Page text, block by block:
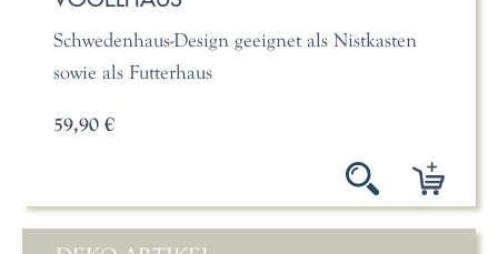
Schwedenhaus-Design geeignet als Nistkasten
sowie als Futterhaus
59,90 €